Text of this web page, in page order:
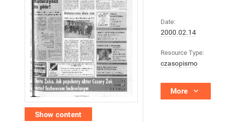
Show content
Date:
2000.02.14
Resource Type:
czasopismo
More